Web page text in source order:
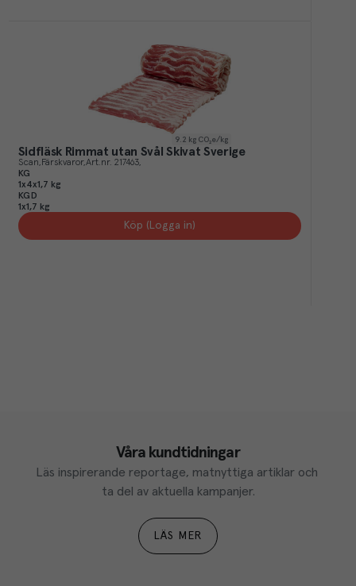
9.2 kg CO₂e/kg
Sidfläsk Rimmat utan Svål Skivat Sverige
Scan Färskvaror Art.nr. 217463
KG
1x4x1,7 kg
KGD
1x1,7 kg
Köp (Logga in)
Våra kundtidningar
Läs inspirerande reportage, matnyttiga artiklar och
ta del av aktuella kampanjer.
LÄS MER